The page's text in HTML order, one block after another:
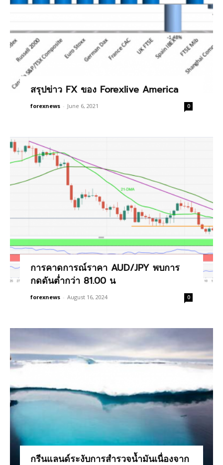
สรุปข่าว FX ของ Forexlive America
forexnews - June 6, 2021 0
การคาดการณ์ราคา AUD/JPY พบการ
กดดันต่ำกว่า 81.00 น
forexnews - August 16, 2024 0
กรีนแลนด์ระงับการสำรวจน้ำมันเนื่องจาก